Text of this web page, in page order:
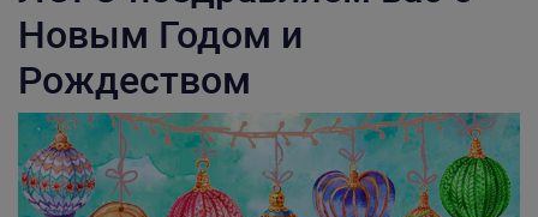
Новым Годом и
Рождеством